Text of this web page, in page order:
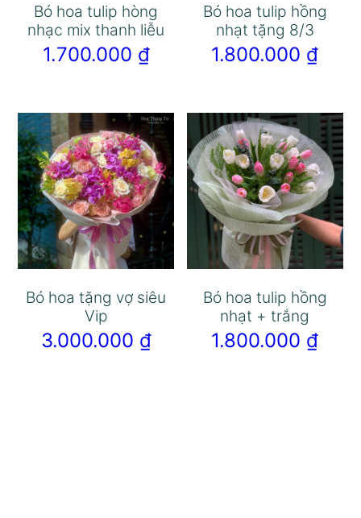
Bó hoa tulip hòng
nhạc mix thanh liễu
1.700.000 ₫
Bó hoa tulip hồng
nhạt tặng 8/3
1.800.000 ₫
Bó hoa tặng vợ siêu
Vip
3.000.000 ₫
Bó hoa tulip hồng
nhạt + trắng
1.800.000 ₫